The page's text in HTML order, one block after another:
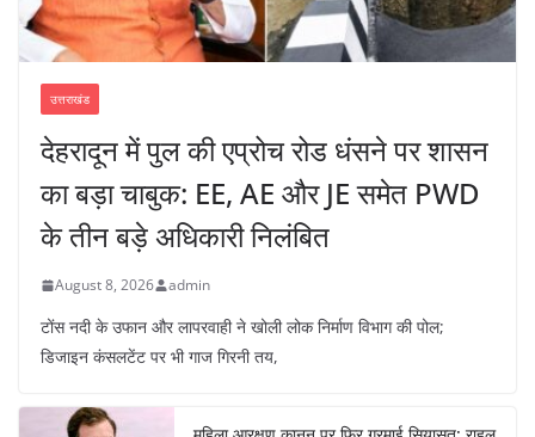
उत्तराखंड
देहरादून में पुल की एप्रोच रोड धंसने पर शासन
का बड़ा चाबुक: EE, AE और JE समेत PWD
के तीन बड़े अधिकारी निलंबित
August 8, 2026 admin
टोंस नदी के उफान और लापरवाही ने खोली लोक निर्माण विभाग की पोल;
डिजाइन कंसलटेंट पर भी गाज गिरनी तय,